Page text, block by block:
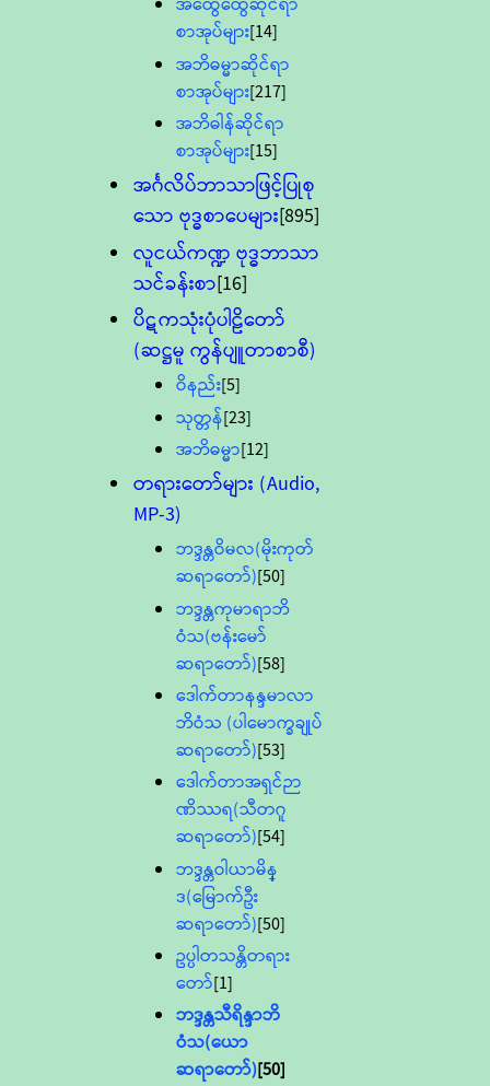
စာအုပ်များ[14]
အဘိဓမ္မာဆိုင်ရာ
စာအုပ်များ[217]
အဘိဓါန်ဆိုင်ရာ
စာအုပ်များ[15]
အင်္ဂလိပ်ဘာသာဖြင့်ပြုစု
သော ဗုဒ္ဓစာပေများ[895]
လူငယ်ကဏ္ဍ ဗုဒ္ဓဘာသာ
သင်ခန်းစာ[16]
ပိဋကသုံးပုံပါဠိတော်
(ဆဋ္ဌမူ ကွန်ပျူတာစာစီ)
ဝိနည်း[5]
သုတ္တန်[23]
အဘိဓမ္မာ[12]
တရားတော်များ (Audio,
MP-3)
ဘဒ္ဒန္တဝိမလ(မိုးကုတ်
ဆရာတော်)[50]
ဘဒ္ဒန္တကုမာရာဘိ
ဝံသ(ဗန်းမော်
ဆရာတော်)[58]
ဒေါက်တာနန္ဒမာလာ
ဘိဝံသ (ပါမောက္ခချုပ်
ဆရာတော်)[53]
ဒေါက်တာအရှင်ဉာ
ဏိဿရ(သီတဂူ
ဆရာတော်)[54]
ဘဒ္ဒန္တဝါယာမိန္
ဒ(မြောက်ဦး
ဆရာတော်)[50]
ဥပ္ပါတသန္တိတရား
တော်[1]
ဘဒ္ဒန္တသီရိန္ဒာဘိ
ဝံသ(ယော
ဆရာတော်)[50]